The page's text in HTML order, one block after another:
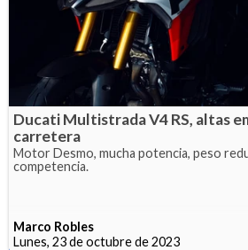
Ducati Multistrada V4 RS, altas
carretera
Motor Desmo, mucha potencia, peso
competencia.
Marco Robles
Lunes, 23 de octubre de 2023